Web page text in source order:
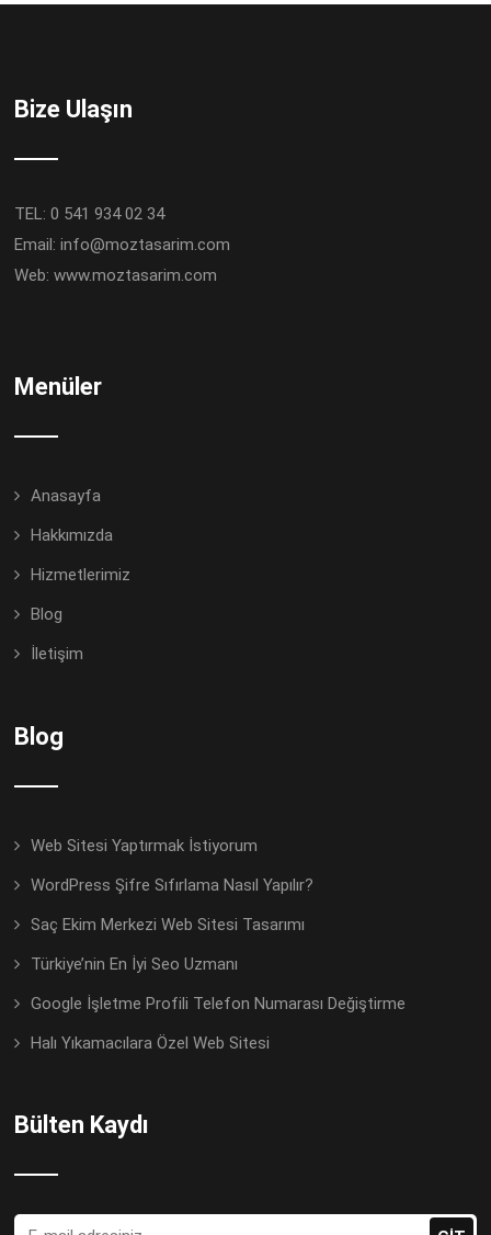
Bize Ulaşın
TEL: 0 541 934 02 34
Email:info@moztasarim.com
Web:www.moztasarim.com
Menüler
Anasayfa
Hakkımızda
Hizmetlerimiz
Blog
İletişim
Blog
Web Sitesi Yaptırmak İstiyorum
WordPress Şifre Sıfırlama Nasıl Yapılır?
Saç Ekim Merkezi Web Sitesi Tasarımı
Türkiye’nin En İyi Seo Uzmanı
Google İşletme Profili Telefon Numarası Değiştirme
Halı Yıkamacılara Özel Web Sitesi
Bülten Kaydı